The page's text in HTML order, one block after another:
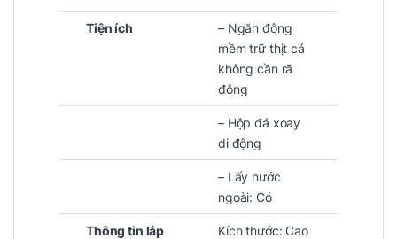
Tiện ích
– Ngăn đông
mềm trữ thịt cá
không cần rã
đông
– Hộp đá xoay
di động
– Lấy nước
ngoài: Có
Thông tin lắp
Kích thước: Cao